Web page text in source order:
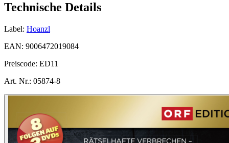
Technische Details
Label: Hoanzl
EAN: 9006472019084
Preiscode: ED11
Art. Nr.: 05874-8